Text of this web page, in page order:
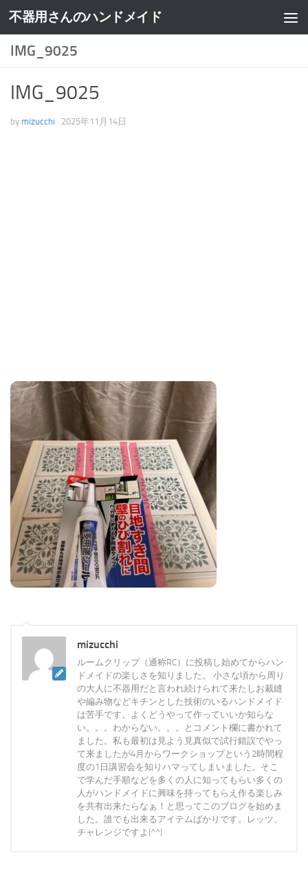
不器用さんのハンドメイド
IMG_9025
IMG_9025
by mizucchi · 2025年11月14日
mizucchi
ルームクリップ（通称RC）に投稿し始めてからハン
ドメイドの楽しさを知りました。 小さな頃から周り
の大人に不器用だと言われ続けられて来たしお裁縫
や編み物などキチンとした技術のいるハンドメイド
は苦手です。よくどうやって作っていいか知らな
い。。。わからない。。。とコメント欄に書かれて
ました。私も最初は見よう見真似で試行錯誤でやっ
て来ましたが4月からワークショップという2時間程
度の1日講習会を知りハマってしまいました。そこ
で学んだ手順などを多くの人に知ってもらい多くの
人がハンドメイドに興味を持ってもらえ作る楽しみ
を共有出来たらなぁ！と思ってこのブログを始めま
した。誰でも出来るアイテムばかりです。レッツ、
チャレンジですよ(^^)